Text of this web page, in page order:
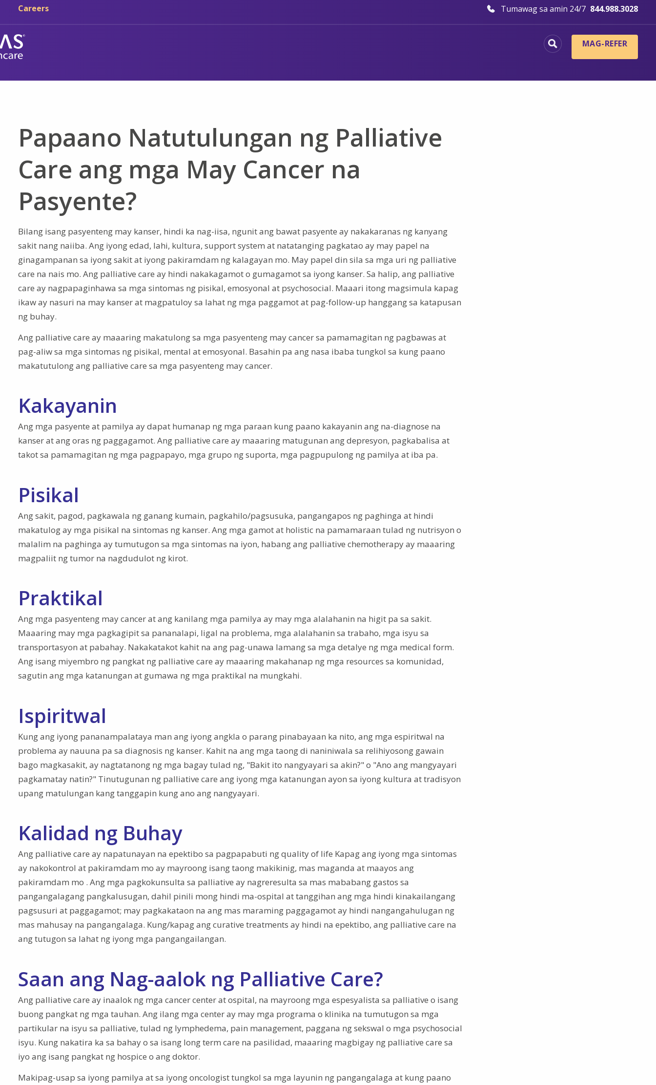
Skip sa main content
Skip sa navigation
Careers Tumawag sa amin 24/7 844.988.3028
MAG-REFER
Papaano Natutulungan ng Palliative
Care ang mga May Cancer na
Pasyente?
Bilang isang pasyenteng may kanser, hindi ka nag-iisa, ngunit ang bawat pasyente ay nakakaranas ng kanyang
sakit nang naiiba. Ang iyong edad, lahi, kultura, support system at natatanging pagkatao ay may papel na
ginagampanan sa iyong sakit at iyong pakiramdam ng kalagayan mo. May papel din sila sa mga uri ng palliative
care na nais mo. Ang palliative care ay hindi nakakagamot o gumagamot sa iyong kanser. Sa halip, ang palliative
care ay nagpapaginhawa sa mga sintomas ng pisikal, emosyonal at psychosocial. Maaari itong magsimula kapag
ikaw ay nasuri na may kanser at magpatuloy sa lahat ng mga paggamot at pag-follow-up hanggang sa katapusan
ng buhay.
Ang palliative care ay maaaring makatulong sa mga pasyenteng may cancer sa pamamagitan ng pagbawas at
pag-aliw sa mga sintomas ng pisikal, mental at emosyonal. Basahin pa ang nasa ibaba tungkol sa kung paano
makatutulong ang palliative care sa mga pasyenteng may cancer.
Kakayanin
Ang mga pasyente at pamilya ay dapat humanap ng mga paraan kung paano kakayanin ang na-diagnose na
kanser at ang oras ng paggagamot. Ang palliative care ay maaaring matugunan ang depresyon, pagkabalisa at
takot sa pamamagitan ng mga pagpapayo, mga grupo ng suporta, mga pagpupulong ng pamilya at iba pa.
Pisikal
Ang sakit, pagod, pagkawala ng ganang kumain, pagkahilo/pagsusuka, pangangapos ng paghinga at hindi
makatulog ay mga pisikal na sintomas ng kanser. Ang mga gamot at holistic na pamamaraan tulad ng nutrisyon o
malalim na paghinga ay tumutugon sa mga sintomas na iyon, habang ang palliative chemotherapy ay maaaring
magpaliit ng tumor na nagdudulot ng kirot.
Praktikal
Ang mga pasyenteng may cancer at ang kanilang mga pamilya ay may mga alalahanin na higit pa sa sakit.
Maaaring may mga pagkagipit sa pananalapi, ligal na problema, mga alalahanin sa trabaho, mga isyu sa
transportasyon at pabahay. Nakakatakot kahit na ang pag-unawa lamang sa mga detalye ng mga medical form.
Ang isang miyembro ng pangkat ng palliative care ay maaaring makahanap ng mga resources sa komunidad,
sagutin ang mga katanungan at gumawa ng mga praktikal na mungkahi.
Ispiritwal
Kung ang iyong pananampalataya man ang iyong angkla o parang pinabayaan ka nito, ang mga espiritwal na
problema ay nauuna pa sa diagnosis ng kanser. Kahit na ang mga taong di naniniwala sa relihiyosong gawain
bago magkasakit, ay nagtatanong ng mga bagay tulad ng, "Bakit ito nangyayari sa akin?" o "Ano ang mangyayari
pagkamatay natin?" Tinutugunan ng palliative care ang iyong mga katanungan ayon sa iyong kultura at tradisyon
upang matulungan kang tanggapin kung ano ang nangyayari.
Kalidad ng Buhay
Ang palliative care ay napatunayan na epektibo sa pagpapabuti ng quality of life Kapag ang iyong mga sintomas
ay nakokontrol at pakiramdam mo ay mayroong isang taong makikinig, mas maganda at maayos ang
pakiramdam mo . Ang mga pagkokunsulta sa palliative ay nagreresulta sa mas mababang gastos sa
pangangalagang pangkalusugan, dahil pinili mong hindi ma-ospital at tanggihan ang mga hindi kinakailangang
pagsusuri at paggagamot; may pagkakataon na ang mas maraming paggagamot ay hindi nangangahulugan ng
mas mahusay na pangangalaga. Kung/kapag ang curative treatments ay hindi na epektibo, ang palliative care na
ang tutugon sa lahat ng iyong mga pangangailangan.
Saan ang Nag-aalok ng Palliative Care?
Ang palliative care ay inaalok ng mga cancer center at ospital, na mayroong mga espesyalista sa palliative o isang
buong pangkat ng mga tauhan. Ang ilang mga center ay may mga programa o klinika na tumutugon sa mga
partikular na isyu sa palliative, tulad ng lymphedema, pain management, paggana ng sekswal o mga psychosocial
isyu. Kung nakatira ka sa bahay o sa isang long term care na pasilidad, maaaring magbigay ng palliative care sa
iyo ang isang pangkat ng hospice o ang doktor.
Makipag-usap sa iyong pamilya at sa iyong oncologist tungkol sa mga layunin ng pangangalaga at kung paano